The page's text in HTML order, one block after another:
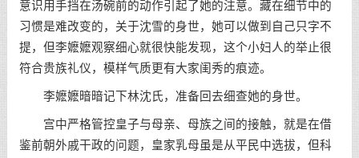
意识用手挡在汤碗前的动作引起了她的注意。藏在细节中的
习惯是难改变的，关于沈雪的身世，她可以做到自己只字不
提，但李嬷嬷观察细心就很快能发现，这个小妇人的举止很
符合贵族礼仪，模样气质更有大家闺秀的痕迹。
李嬷嬷暗暗记下林沈氏，准备回去细查她的身世。
宫中严格管控皇子与母亲、母族之间的接触，就是在借
鉴前朝外戚干政的问题，皇家乳母虽是从平民中选拔，但科